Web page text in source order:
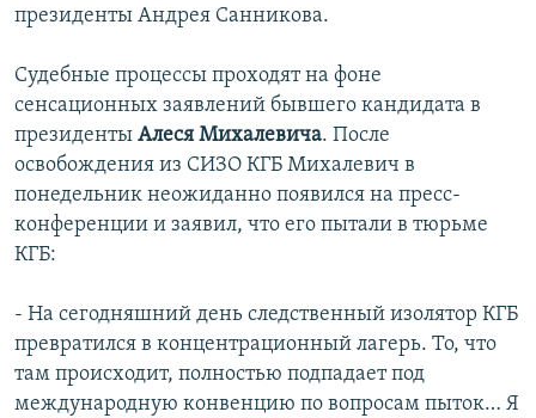
президенты Андрея Санникова.
Судебные процессы проходят на фоне
сенсационных заявлений бывшего кандидата в
президенты Алеся Михалевича. После
освобождения из СИЗО КГБ Михалевич в
понедельник неожиданно появился на пресс-
конференции и заявил, что его пытали в тюрьме
КГБ:
- На сегодняшний день следственный изолятор КГБ
превратился в концентрационный лагерь. То, что
там происходит, полностью подпадает под
международную конвенцию по вопросам пыток… Я